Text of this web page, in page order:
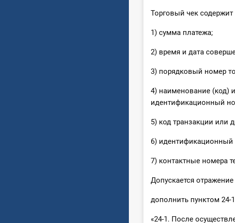
Торговый чек
1) сумма платежа;
2) время и дата
3) порядковый номер
4) наименование (код)
идентификационный
5) код транзакции или
6) идентификационный
7) контактные номера
Допускается
дополнить пунктом 24-
«24-1. После